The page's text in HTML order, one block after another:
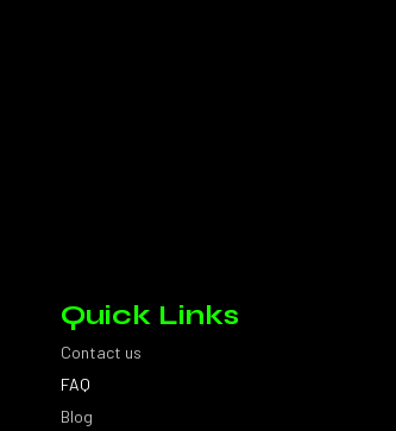
Quick Links
Contact us
FAQ
Blog